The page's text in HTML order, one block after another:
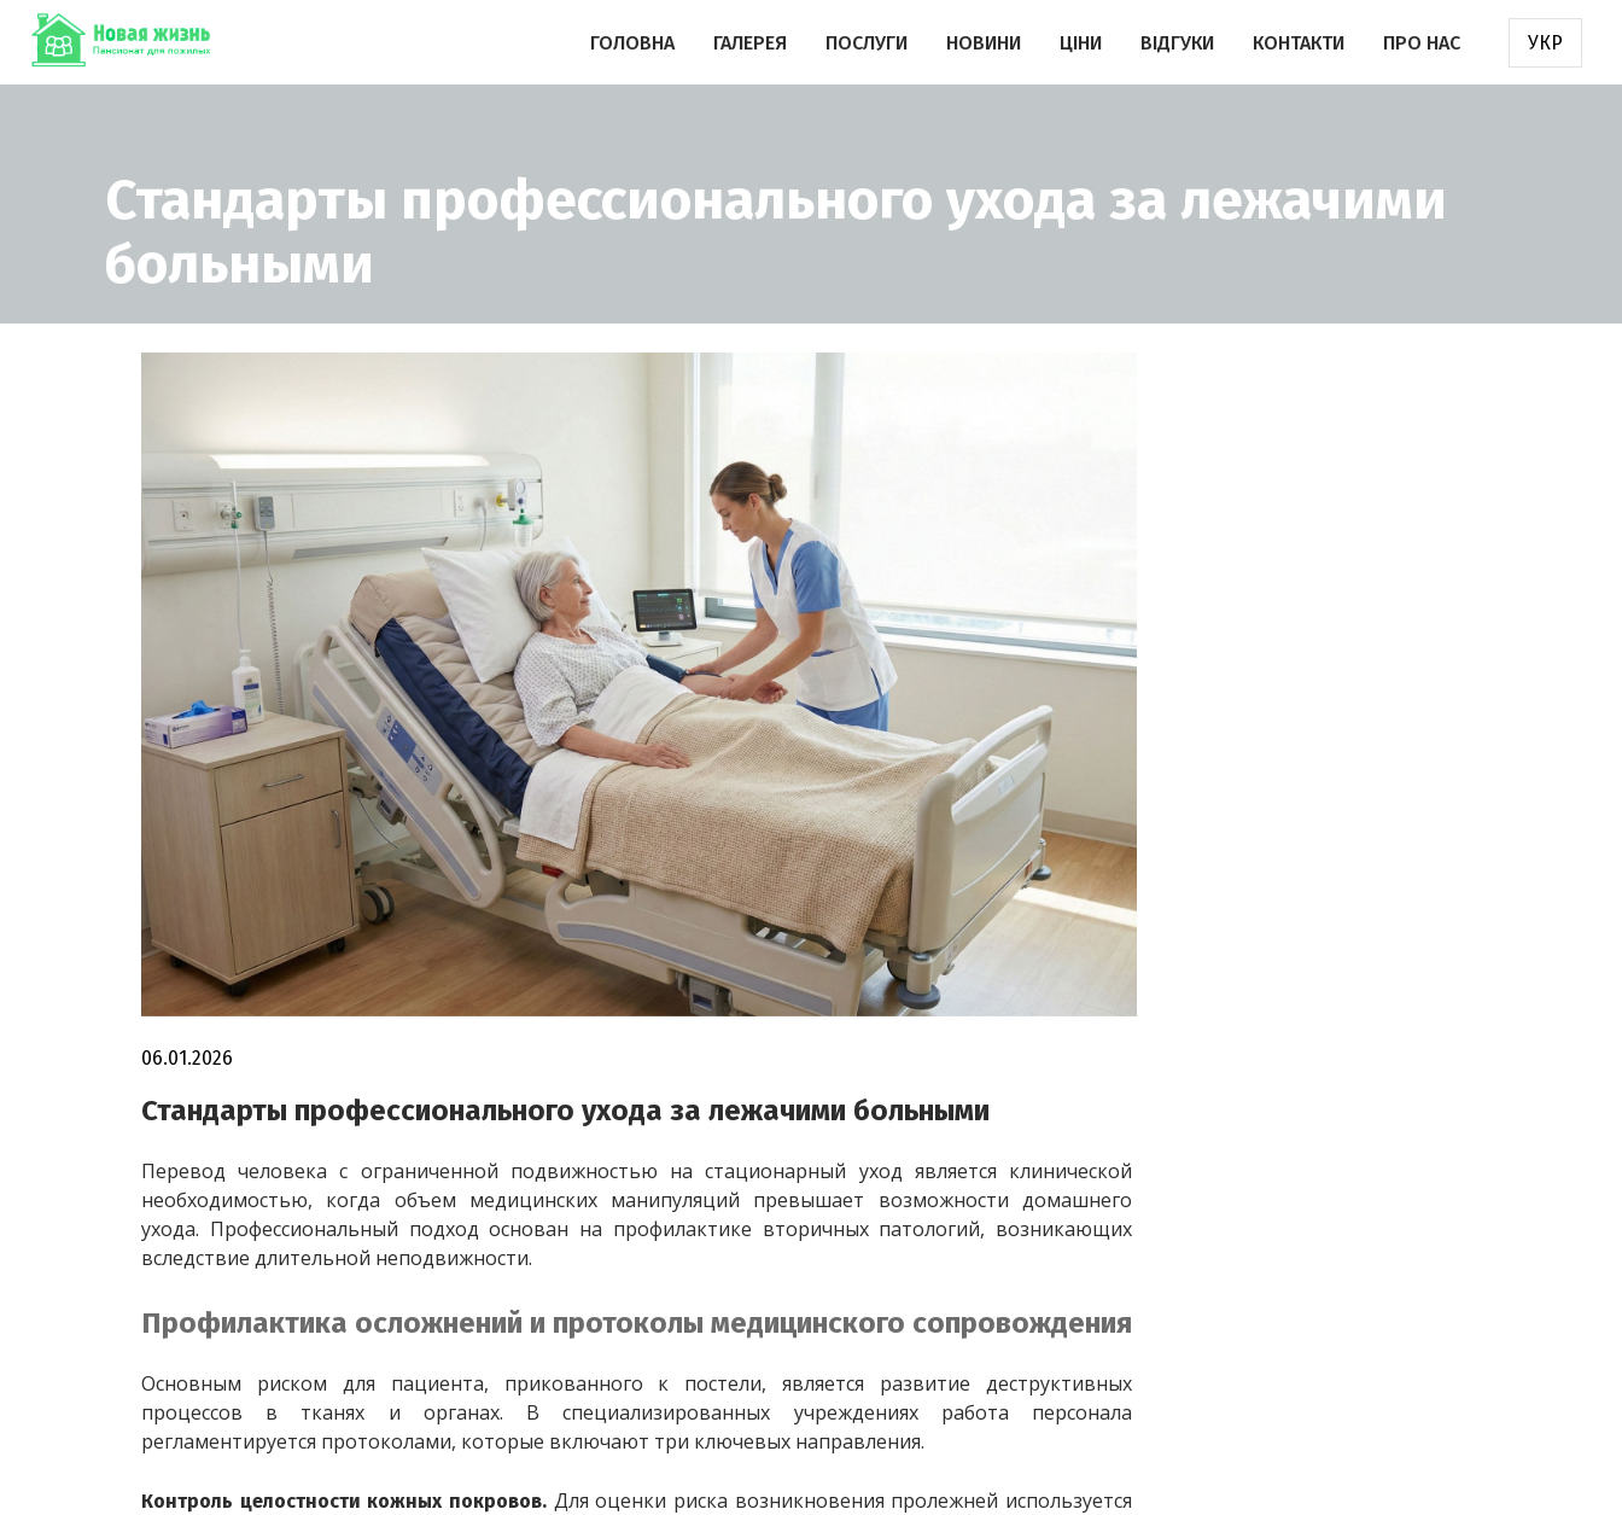
ГОЛОВНА ГАЛЕРЕЯ ПОСЛУГИ НОВИНИ ЦІНИ ВІДГУКИ КОНТАКТИ ПРО НАС УКР
Стандарты профессионального ухода за лежачими
больными
06.01.2026
Стандарты профессионального ухода за лежачими больными
Перевод человека с ограниченной подвижностью на стационарный уход является клинической
необходимостью, когда объем медицинских манипуляций превышает возможности домашнего
ухода. Профессиональный подход основан на профилактике вторичных патологий, возникающих
вследствие длительной неподвижности.
Профилактика осложнений и протоколы медицинского сопровождения
Основным риском для пациента, прикованного к постели, является развитие деструктивных
процессов в тканях и органах. В специализированных учреждениях работа персонала
регламентируется протоколами, которые включают три ключевых направления.
Контроль целостности кожных покровов. Для оценки риска возникновения пролежней используется